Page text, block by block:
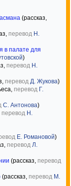
(рассказ,
перевод Н.
в палате для
)
перевод Н.
перевод Д. Жукова)
перевод Г.
С. Антонова)
перевод Н.
Е. Романовой)
перевод Л.
(рассказ, перевод
(рассказ, перевод М.